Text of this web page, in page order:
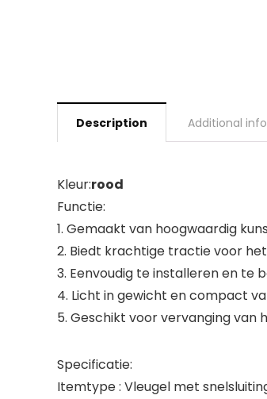
Description Additional
Kleur:rood
Functie:
1. Gemaakt van hoogwaardig
2. Biedt krachtige tractie voor
3. Eenvoudig te installeren en te
4. Licht in gewicht en compact
5. Geschikt voor vervanging
Specificatie:
Itemtype : Vleugel met